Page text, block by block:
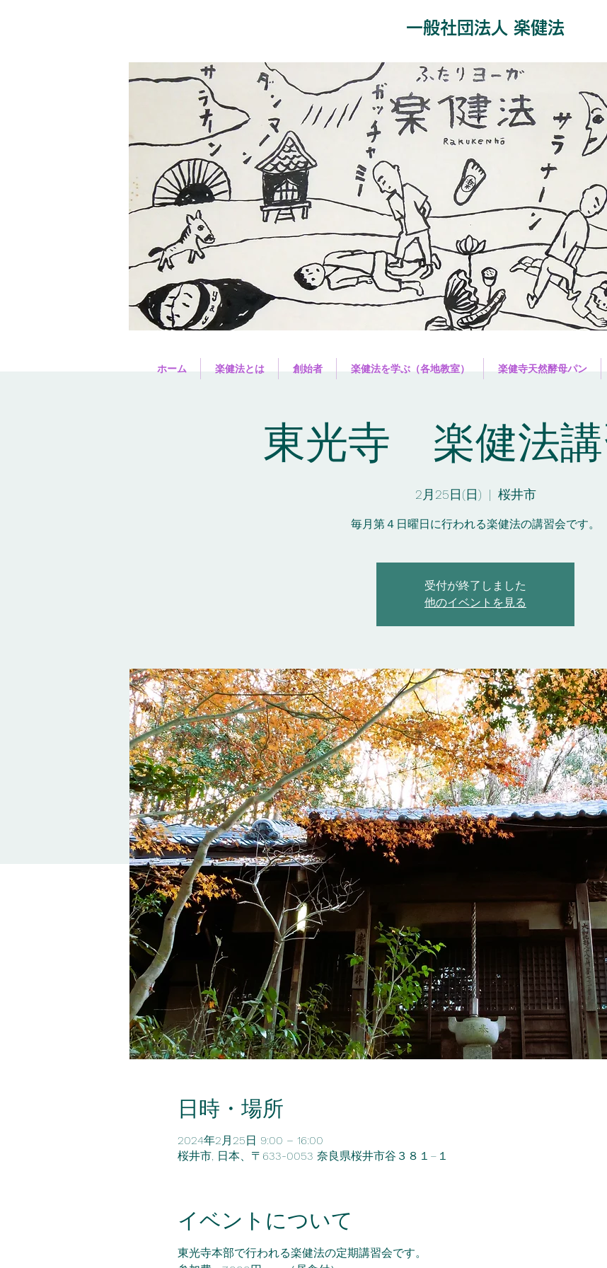
一般社団法人 楽健法
ホーム 楽健法とは 創始者 楽健法を学ぶ（各地教室） 楽健寺天然酵母パン
東光寺 楽健法講
2月25日(日)
  |
桜井市
毎月第４日曜日に行われる楽健法の講習会です。
受付が終了しました
他のイベントを見る
日時・場所
2024年2月25日 9:00 – 16:00
桜井市, 日本、〒633-0053 奈良県桜井市谷３８１−１
イベントについて
東光寺本部で行われる楽健法の定期講習会です。